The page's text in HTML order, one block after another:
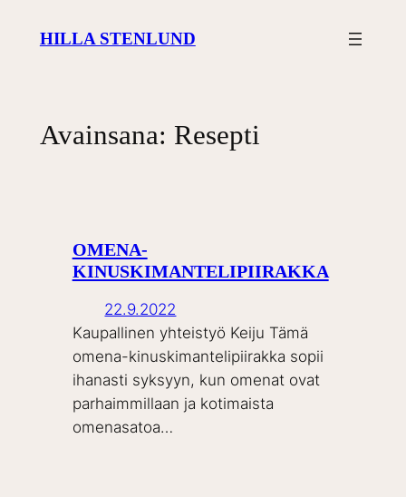
sisältöön
HILLA STENLUND
Avainsana: Resepti
OMENA-
KINUSKIMANTELIPIIRAKKA
22.9.2022
Kaupallinen yhteistyö Keiju Tämä
omena-kinuskimantelipiirakka sopii
ihanasti syksyyn, kun omenat ovat
parhaimmillaan ja kotimaista
omenasatoa…